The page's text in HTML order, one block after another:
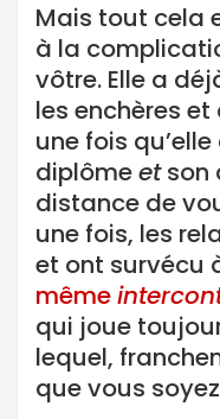
Mais tout cela
à la
vôtre. Elle a
les enchères
une fois
diplômeetson
distance de
une fois, les
et ont survécu
même
qui joue
lequel,
que vous